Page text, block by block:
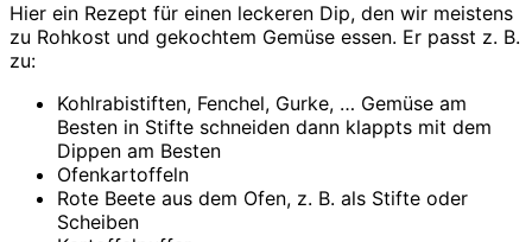
Hier ein Rezept für einen leckeren Dip, den wir meistens
zu Rohkost und gekochtem Gemüse essen. Er passt z. B.
zu:
Kohlrabistiften, Fenchel, Gurke, … Gemüse am
Besten in Stifte schneiden dann klappts mit dem
Dippen am Besten
Ofenkartoffeln
Rote Beete aus dem Ofen, z. B. als Stifte oder
Scheiben